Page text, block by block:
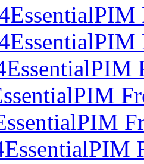
EssentialPIM
EssentialPIM
EssentialPIM
EssentialPIM